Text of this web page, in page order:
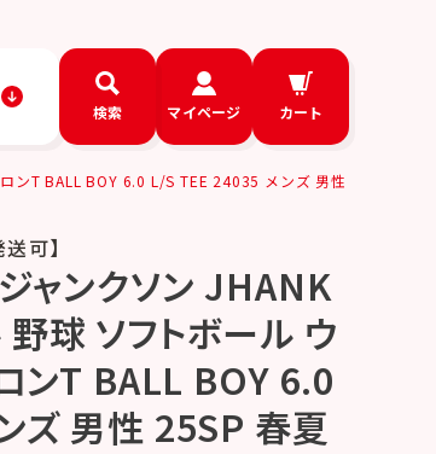
検索 マイページ カート
ンT BALL BOY 6.0 L/S TEE 24035 メンズ 男性
可】
ャンクソン JHANK
球 ソフトボール ウ
ンT BALL BOY 6.0
ズ 男性 25SP 春夏